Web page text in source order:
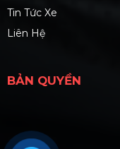
Tin Tức Xe
Liên Hệ
BẢN QUYỀN